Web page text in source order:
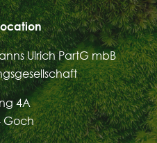
Ulrich PartG mbB
4A
Goch